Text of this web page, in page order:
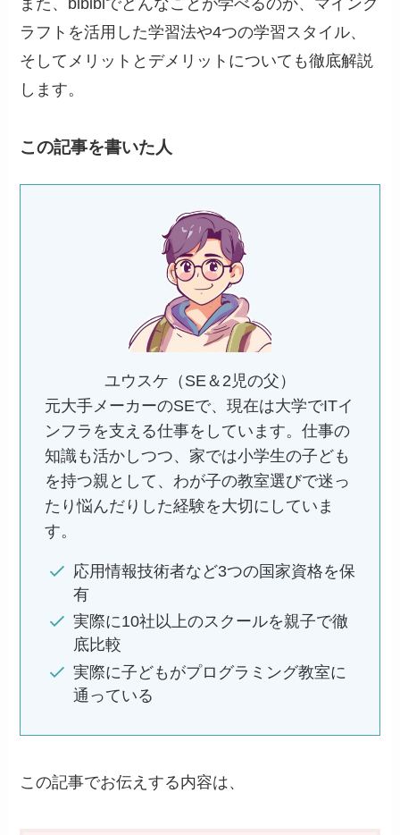
ラフトを活用した学習法や4つの学習スタイル、
そしてメリットとデメリットについても徹底解説
します。
この記事を書いた人
ユウスケ（SE＆2児の父）
元大手メーカーのSEで、現在は大学でITイ
ンフラを支える仕事をしています。仕事の
知識も活かしつつ、家では小学生の子ども
を持つ親として、わが子の教室選びで迷っ
たり悩んだりした経験を大切にしていま
す。
応用情報技術者など3つの国家資格を保
有
実際に10社以上のスクールを親子で徹
底比較
実際に子どもがプログラミング教室に
通っている
この記事でお伝えする内容は、